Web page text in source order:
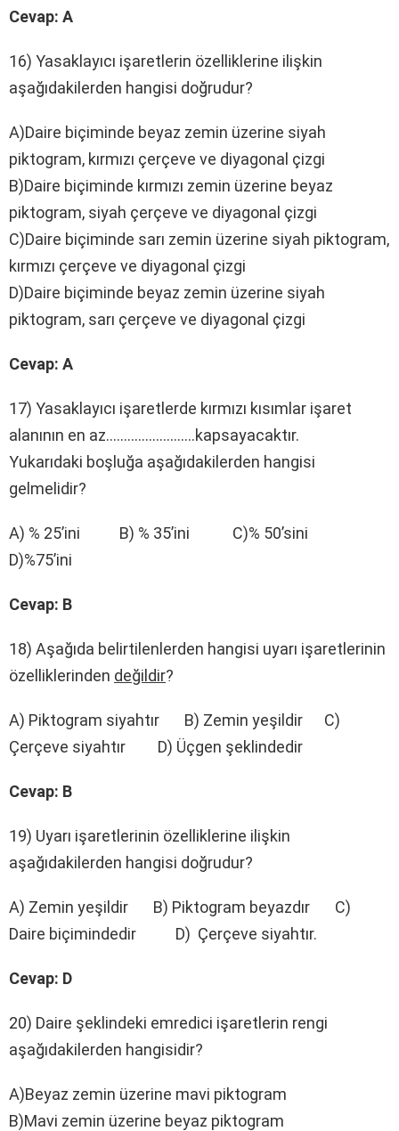
Cevap: A
16) Yasaklayıcı işaretlerin özelliklerine ilişkin
aşağıdakilerden hangisi doğrudur?
A)Daire biçiminde beyaz zemin üzerine siyah
piktogram, kırmızı çerçeve ve diyagonal çizgi
B)Daire biçiminde kırmızı zemin üzerine beyaz
piktogram, siyah çerçeve ve diyagonal çizgi
C)Daire biçiminde sarı zemin üzerine siyah piktogram,
kırmızı çerçeve ve diyagonal çizgi
D)Daire biçiminde beyaz zemin üzerine siyah
piktogram, sarı çerçeve ve diyagonal çizgi
Cevap: A
17) Yasaklayıcı işaretlerde kırmızı kısımlar işaret
alanının en az…………………….kapsayacaktır.
Yukarıdaki boşluğa aşağıdakilerden hangisi
gelmelidir?
A) % 25’ini B) % 35’ini C)% 50’sini
D)%75’ini
Cevap: B
18) Aşağıda belirtilenlerden hangisi uyarı işaretlerinin
özelliklerinden değildir?
A) Piktogram siyahtır B) Zemin yeşildir C)
Çerçeve siyahtır D) Üçgen şeklindedir
Cevap: B
19) Uyarı işaretlerinin özelliklerine ilişkin
aşağıdakilerden hangisi doğrudur?
A) Zemin yeşildir B) Piktogram beyazdır C)
Daire biçimindedir D) Çerçeve siyahtır.
Cevap: D
20) Daire şeklindeki emredici işaretlerin rengi
aşağıdakilerden hangisidir?
A)Beyaz zemin üzerine mavi piktogram
B)Mavi zemin üzerine beyaz piktogram